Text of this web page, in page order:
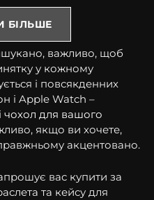
БІЛЬШЕ
важливо, щоб
у кожному
і повсякденних
і Apple Watch –
чохол для вашого
якщо ви хочете,
акцентовано.
вас купити за
та кейсу для